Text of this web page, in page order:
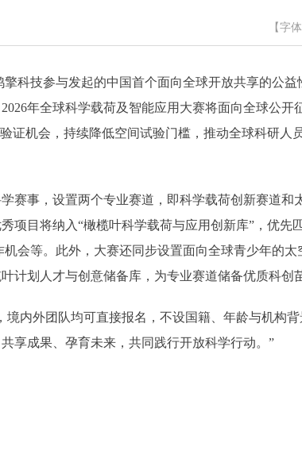
【字体
技参与发起的中国首个面向全球开放共享的公
年全球科学载荷及智能应用大赛将面向全球公
证机会，持续降低空间试验门槛，推动全球科研
事，设置两个专业赛道，即科学载荷创新赛道和
项目将纳入“橄榄叶科学载荷与应用创新库”，优
会等。此外，大赛还同步设置面向全球青少年的
计划人才与创意储备库，为专业赛道储备优质科创
外团队均可直接报名，不设国籍、年龄与机构背
享成果、孕育未来，共同践行开放科学行动。”